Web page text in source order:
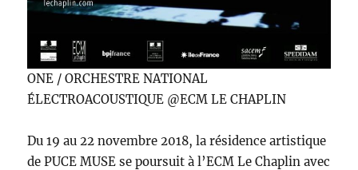
ONE / ORCHESTRE NATIONAL
ÉLECTROACOUSTIQUE @ECM LE CHAPLIN
Du 19 au 22 novembre 2018, la résidence artistique
de PUCE MUSE se poursuit à l’ECM Le Chaplin avec